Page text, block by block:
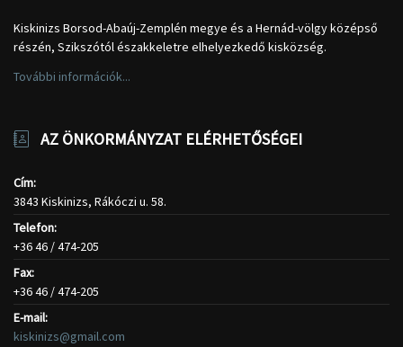
Kiskinizs Borsod-Abaúj-Zemplén megye és a Hernád-völgy középső
részén, Szikszótól északkeletre elhelyezkedő kisközség.
További információk...
AZ ÖNKORMÁNYZAT ELÉRHETŐSÉGEI
Cím:
3843 Kiskinizs, Rákóczi u. 58.
Telefon:
+36 46 / 474-205
Fax:
+36 46 / 474-205
E-mail:
kiskinizs@gmail.com